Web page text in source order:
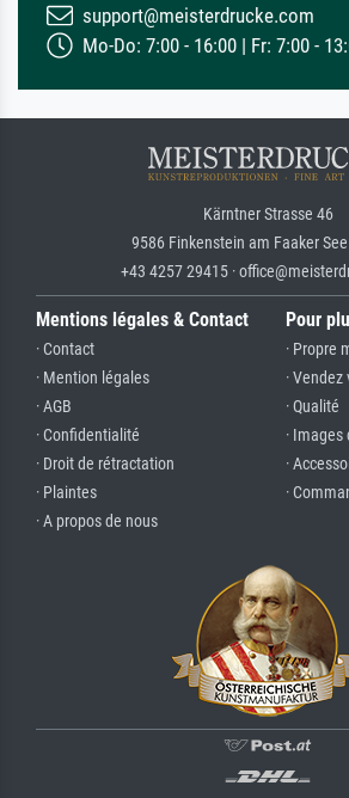
support@meisterdrucke.com
Mo-Do: 7:00 - 16:00 | Fr: 7:00 -
Kärntner Strasse 46
9586 Finkenstein am Faaker See
+43 4257 29415 ·
Mentions légales & Contact
· Contact
· Mention légales
· AGB
· Confidentialité
· Droit de rétractation
· Plaintes
· A propos de nous
Pour
· Propre
·
· Qualité
·
·
·